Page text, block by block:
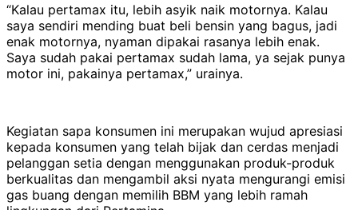
“Kalau pertamax itu, lebih asyik naik motornya. Kalau
saya sendiri mending buat beli bensin yang bagus, jadi
enak motornya, nyaman dipakai rasanya lebih enak.
Saya sudah pakai pertamax sudah lama, ya sejak punya
motor ini, pakainya pertamax,” urainya.
Kegiatan sapa konsumen ini merupakan wujud apresiasi
kepada konsumen yang telah bijak dan cerdas menjadi
pelanggan setia dengan menggunakan produk-produk
berkualitas dan mengambil aksi nyata mengurangi emisi
gas buang dengan memilih BBM yang lebih ramah